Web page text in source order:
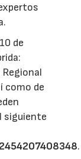
de
como de
siguiente
.